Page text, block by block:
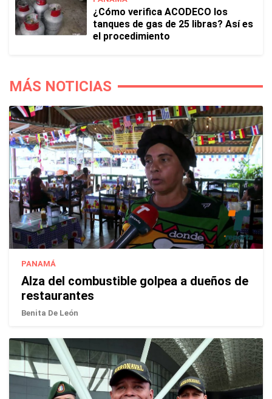
¿Cómo verifica ACODECO los
tanques de gas de 25 libras? Así es
el procedimiento
MÁS NOTICIAS
PANAMÁ
Alza del combustible golpea a dueños de
restaurantes
Benita De León